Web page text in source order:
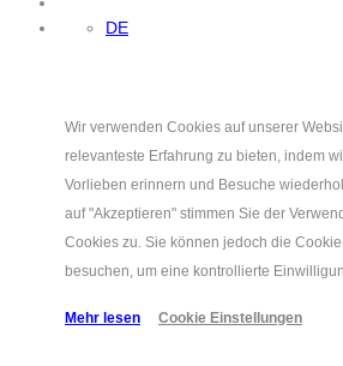
DE
Wir verwenden Cookies auf unserer
relevanteste Erfahrung zu bieten, indem
Vorlieben erinnern und Besuche
auf "Akzeptieren" stimmen Sie der
Cookies zu. Sie können jedoch die
besuchen, um eine kontrollierte
Mehr lesen Cookie Einstellungen